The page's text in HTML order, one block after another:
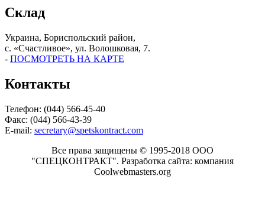
Склад
Украина, Бориспольский район,
с. «Счастливое», ул. Волошковая, 7.
- ПОСМОТРЕТЬ НА КАРТЕ
Контакты
Телефон: (044) 566-45-40
Факс: (044) 566-43-39
E-mail: secretary@spetskontract.com
Все права защищены © 1995-2018 ООО
"СПЕЦКОНТРАКТ". Разработка сайта: компания
Coolwebmasters.org